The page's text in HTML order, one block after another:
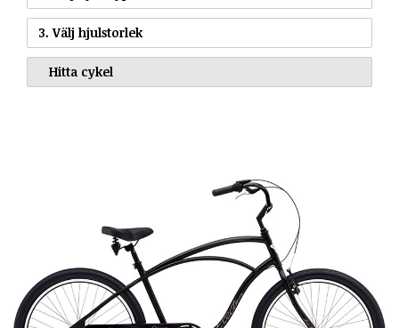
3. Välj hjulstorlek